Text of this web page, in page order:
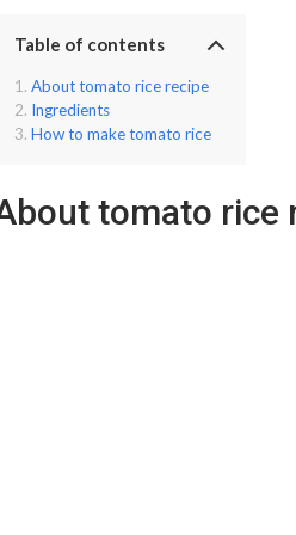
Table of contents
About tomato rice recipe
Ingredients
How to make tomato rice
tomato rice